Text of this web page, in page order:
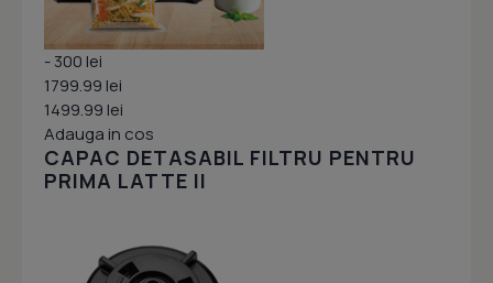
- 300 lei
1799.99 lei
1499.99 lei
Adauga in cos
CAPAC DETASABIL FILTRU PENTRU
PRIMA LATTE II